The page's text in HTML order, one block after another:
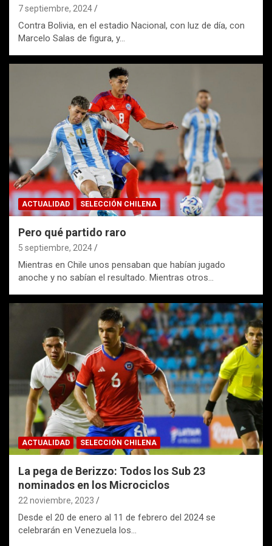
7 septiembre, 2024
Contra Bolivia, en el estadio Nacional, con luz de día, con
Marcelo Salas de figura, y…
ACTUALIDAD SELECCIÓN CHILENA
Pero qué partido raro
5 septiembre, 2024
Mientras en Chile unos pensaban que habían jugado
anoche y no sabían el resultado. Mientras otros…
ACTUALIDAD SELECCIÓN CHILENA
La pega de Berizzo: Todos los Sub 23
nominados en los Microciclos
22 noviembre, 2023
Desde el 20 de enero al 11 de febrero del 2024 se
celebrarán en Venezuela los…